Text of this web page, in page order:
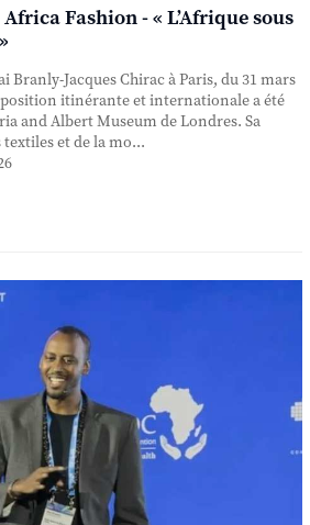
Fashion - « L’Afrique sous
Branly-Jacques Chirac à Paris, du 31 mars
itinérante et internationale a été
and Albert Museum de Londres. Sa
et de la mo...